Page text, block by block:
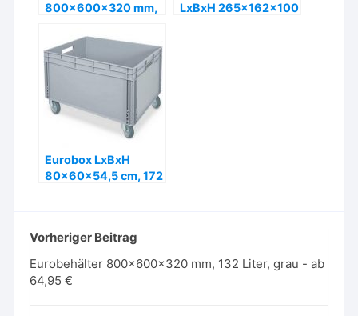
800x600x320 mm,
LxBxH 265x162x100
Eurobox LxBxH
80x60x54,5 cm, 172
Vorheriger Beitrag
Eurobehälter 800x600x320 mm, 132 Liter, grau - ab
64,95 €